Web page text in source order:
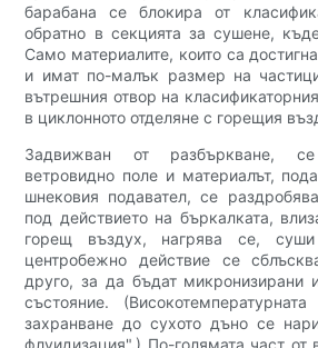
барабана се блокира от
обратно в секцията за сушене,
Само материалите, които са
и имат по-малък размер на
вътрешния отвор на
в циклонното отделяне с горещия
Задвижван от разбъркване,
ветровидно поле и материалът,
шнековия подавател, се
под действието на бъркалката,
горещ въздух, нагрява се,
центробежно действие се
друго, за да бъдат микронизирани
състояние.
захранване до сухото дъно се